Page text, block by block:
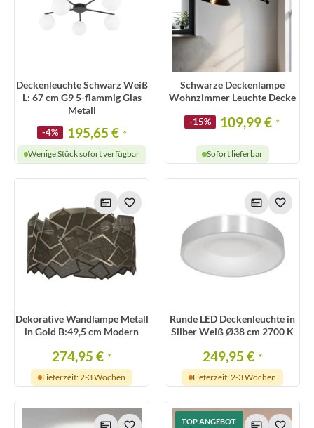
Deckenleuchte Schwarz Weiß
L: 67 cm G9 5-flammig Glas
Metall
-4% 195,65 € *
Wenige Stück sofort verfügbar
Schwarze Deckenlampe
Wohnzimmer Leuchte Decke
-15% 109,99 € *
Sofort lieferbar
Dekorative Wandlampe Metall
in Gold B:49,5 cm Modern
274,95 € *
Lieferzeit: 2-3 Wochen
Runde LED Deckenleuchte in
Silber Weiß Ø38 cm 2700 K
249,95 € *
Lieferzeit: 2-3 Wochen
TOP ANGEBOT